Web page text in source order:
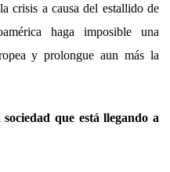
crisis a causa del estallido de
haga imposible una
y prolongue aun más la
que está llegando a